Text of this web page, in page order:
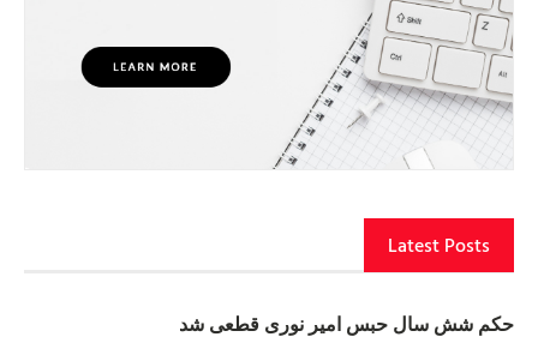
Latest Posts
حکم شش سال حبس امیر نوری قطعی شد